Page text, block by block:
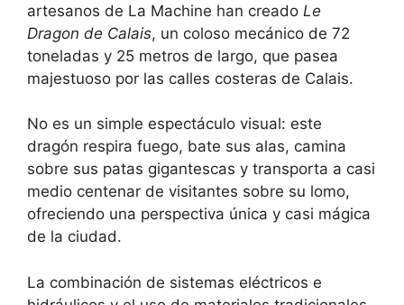
artesanos de La Machine han creado Le
Dragon de Calais, un coloso mecánico de 72
toneladas y 25 metros de largo, que pasea
majestuoso por las calles costeras de Calais.
No es un simple espectáculo visual: este
dragón respira fuego, bate sus alas, camina
sobre sus patas gigantescas y transporta a casi
medio centenar de visitantes sobre su lomo,
ofreciendo una perspectiva única y casi mágica
de la ciudad.
La combinación de sistemas eléctricos e